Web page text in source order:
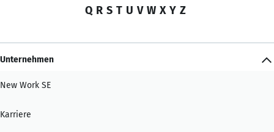
Q R S T U V W X Y Z
Unternehmen
New Work SE
Karriere